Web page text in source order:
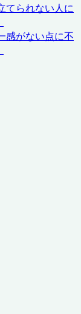
てられない人に
感がない点に不